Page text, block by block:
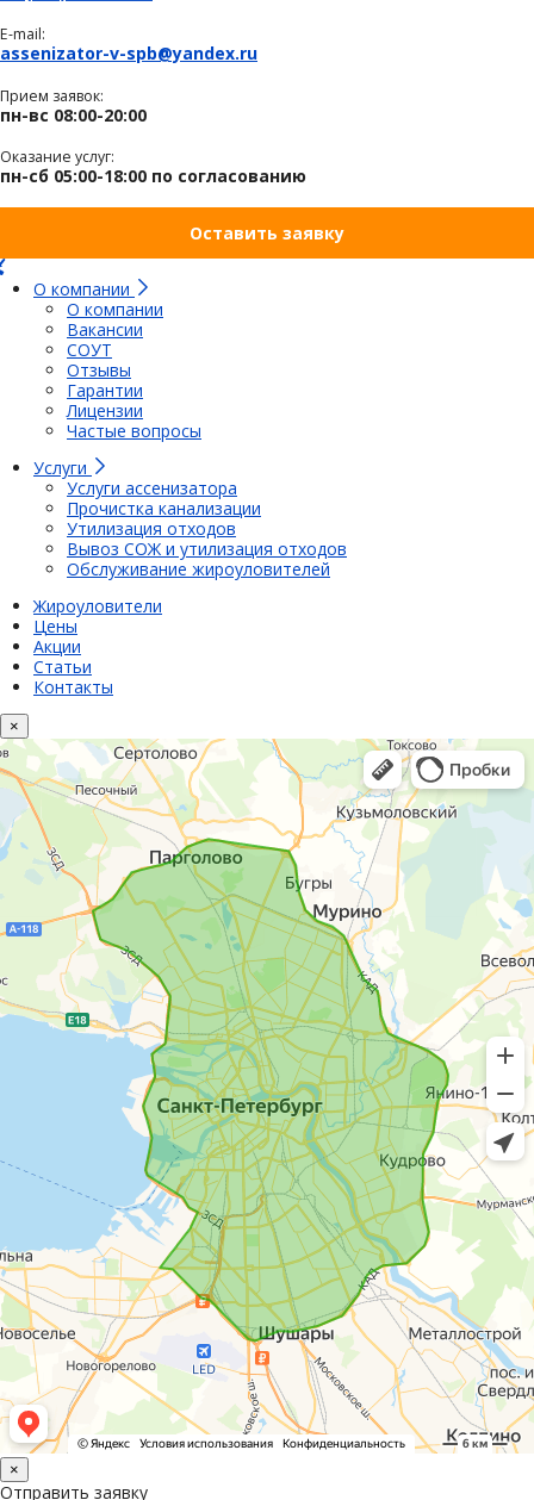
E-mail:
assenizator-v-spb@yandex.ru
Прием заявок:
пн-вс 08:00-20:00
Оказание услуг:
пн-сб 05:00-18:00 по согласованию
Оставить заявку
О компании
О компании
Вакансии
СОУТ
Отзывы
Гарантии
Лицензии
Частые вопросы
Услуги
Услуги ассенизатора
Прочистка канализации
Утилизация отходов
Вывоз СОЖ и утилизация отходов
Обслуживание жироуловителей
Жироуловители
Цены
Акции
Статьи
Контакты
×
×
Отправить заявку